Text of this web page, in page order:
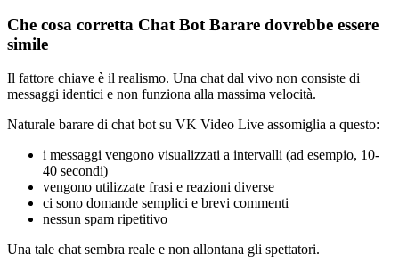
Che cosa corretta Chat Bot Barare dovrebbe essere
simile
Il fattore chiave è il realismo. Una chat dal vivo non consiste di
messaggi identici e non funziona alla massima velocità.
Naturale barare di chat bot su VK Video Live assomiglia a questo:
i messaggi vengono visualizzati a intervalli (ad esempio, 10-
40 secondi)
vengono utilizzate frasi e reazioni diverse
ci sono domande semplici e brevi commenti
nessun spam ripetitivo
Una tale chat sembra reale e non allontana gli spettatori.